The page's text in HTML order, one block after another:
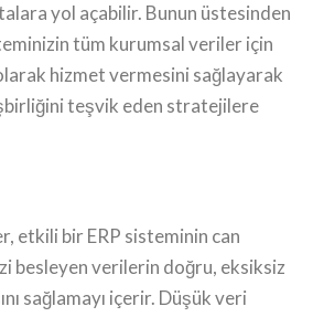
yol açabilir. Bunun üstesinden
tüm kurumsal veriler için
hizmet vermesini sağlayarak
teşvik eden stratejilere
etkili bir ERP sisteminin can
besleyen verilerin doğru, eksiksiz
sağlamayı içerir. Düşük veri